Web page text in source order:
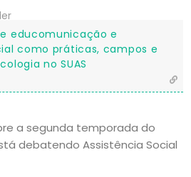
educomunicação e
como práticas, campos e
no SUAS
a segunda temporada do
debatendo Assistência Social